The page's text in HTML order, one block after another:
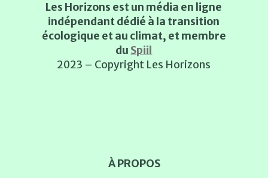
Les Horizons est un média en ligne
indépendant dédié à la transition
écologique et au climat, et membre
du Spiil
2023 – Copyright Les Horizons
À PROPOS